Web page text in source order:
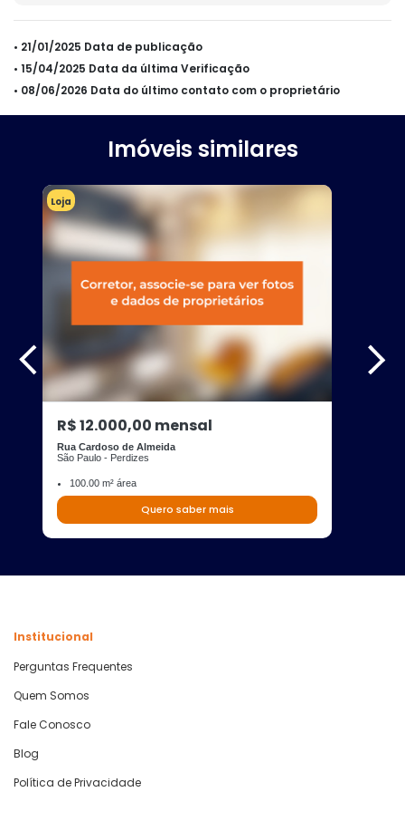
• 21/01/2025 Data de publicação
• 15/04/2025 Data da última Verificação
• 08/06/2026 Data do último contato com o proprietário
Imóveis similares
Loja
R$ 12.000,00 mensal
Rua Cardoso de Almeida
São Paulo - Perdizes
100.00 m² área
Quero saber mais
Institucional
Perguntas Frequentes
Quem Somos
Fale Conosco
Blog
Política de Privacidade